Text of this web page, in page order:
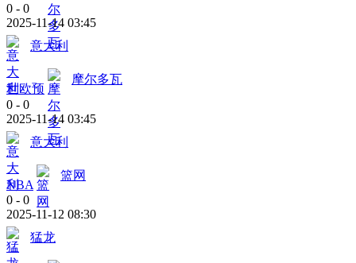
0 - 0
2025-11-14 03:45
意大利
世欧预
摩尔多瓦
0 - 0
2025-11-14 03:45
意大利
NBA
篮网
0 - 0
2025-11-12 08:30
猛龙